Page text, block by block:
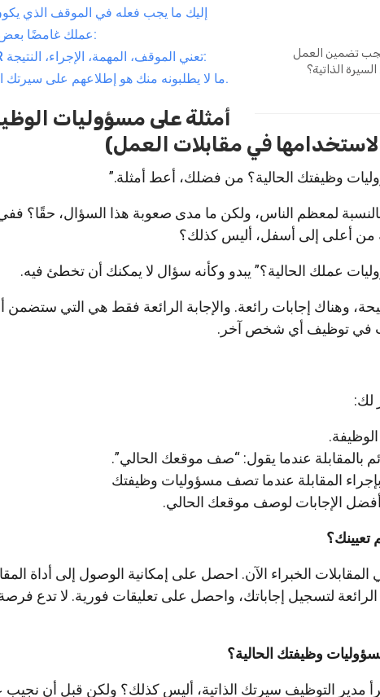
يجب تضمين العمل
الذاتية؟
إليك ما يجب فعله في الموقف الذي
عملك غامضًا بعض الشيء:
STAR تعني الموقف، المهمة، الإجراء، النتيجة:
ما لا يطلبونه منك هو إطلاعهم على سيرتك الذاتية.
أمثلة على مسؤوليات
(لاستخدامها في مقابلات العمل)
وظيفتك الحالية؟ من فضلك، أعط أمثلة.”
لمعظم الناس، ولكن ما مدى صعوبة هذا السؤال، حقًا؟ ففي
من أعلى إلى أسفل، أليس كذلك؟
عملك الحالية؟” يبدو وكأنه سؤال لا يمكنك أن تخطئ فيه.
وهناك إجابات رائعة. والإجابة الرائعة فقط هي التي ستضمن
في توظيف أي شخص آخر.
لك:
بالمقابلة عندما يقول: “صف موقعك الحالي”.
المقابلة عندما تصف مسؤوليات وظيفتك
الإجابات لوصف موقعك الحالي.
تعيينك؟
الخبراء الآن. احصل على إمكانية الوصول إلى أداة
الرائعة لتسجيل إجاباتك، واحصل على تعليقات فورية. لا تدع
وظيفتك الحالية؟
مدير التوظيف سيرتك الذاتية، أليس كذلك؟ ولكن قبل أن نجيب